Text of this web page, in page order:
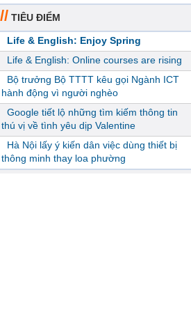
// TIÊU ĐIỂM
Life & English: Enjoy Spring
Life & English: Online courses are rising
Bộ trưởng Bộ TTTT kêu gọi Ngành ICT
hành động vì người nghèo
Google tiết lộ những tìm kiếm thông tin
thú vị về tình yêu dịp Valentine
Hà Nội lấy ý kiến dân việc dùng thiết bị
thông minh thay loa phường